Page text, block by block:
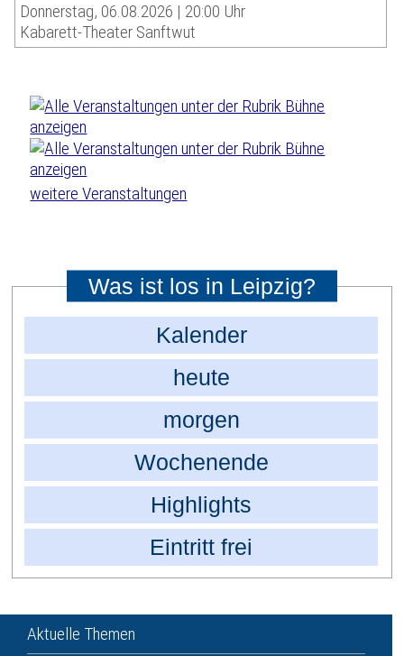
Donnerstag, 06.08.2026 | 20:00 Uhr
Kabarett-Theater Sanftwut
weitere Veranstaltungen
Was ist los in Leipzig?
Kalender
heute
morgen
Wochenende
Highlights
Eintritt frei
Aktuelle Themen